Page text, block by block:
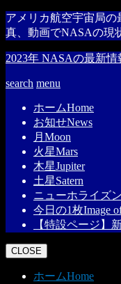
アメリカ航空宇宙局
真、動画でNASAの現
2023年 NASAの最新
search menu
ホームHome
お知せNews
月 Moon
火星Mars
木星Jupiter
土星Satern
ニューホライズ
今日の1枚Image
【特設ページ】
CLOSE
ホームHome